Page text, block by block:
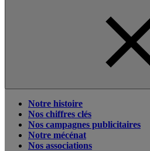
Notre histoire
Nos chiffres clés
Nos campagnes publicitaires
Notre mécénat
Nos associations